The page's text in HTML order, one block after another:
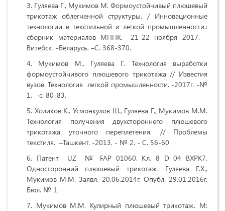
Гуляева Г., Мукимов М. Формоустойчивый плюшевый
трикотаж облегченной структуры. / Инновационные
технологии в текстильной и легкой промышленности.:
сборник материалов МНПК. -21-22 ноября 2017. -
Витебск. -Беларусь. –С. 368-370.
Мукимов М., Гуляева Г. Технология выработки
формоустойчивого плюшевого трикотажа // Известия
вузов. Технология легкой промышленности. -2017г. -№
1. -с. 80-83.
Холиков К., Усмонкулов Ш., Гуляева Г., Мукимов М.М.
Технология получения двухстороннего плюшевого
трикотажа уточного переплетения. // Проблемы
текстиля. –Ташкент. -2013. - № 2. - С. 56-60
Патент UZ № FAP 01060. Кл. 8 D 04 BXPK7.
Односторонний плюшевый трикотаж. Гуляева Г.Х.,
Мукимов М.М. Заявл. 20.06.2014г. Опубл. 29.01.2016г.
Бюл. № 1.
Мукимов М.М. Кулирный плюшевый трикотаж. М: